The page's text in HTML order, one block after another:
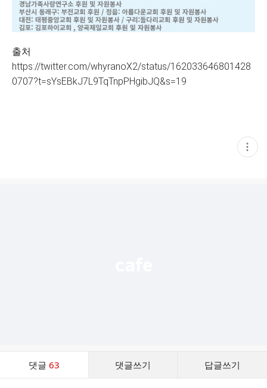
출처
https://twitter.com/whyranoX2/status/162033646801428
0707?t=sYsEBkJ7L9TqTnpPHgibJQ&s=19
현
재
댓글63 댓글쓰기 답글쓰기